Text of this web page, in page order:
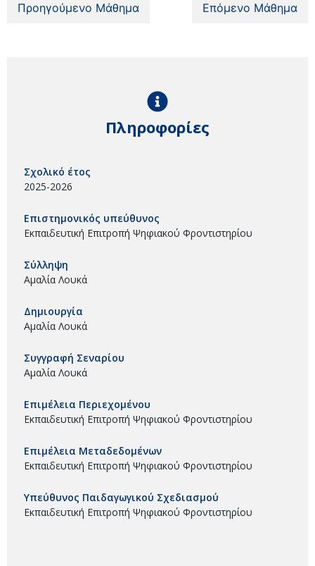
Προηγούμενο Μάθημα Επόμενο Μάθημα
Πληροφορίες
Σχολικό έτος
2025-2026
Επιστημονικός υπεύθυνος
Εκπαιδευτική Επιτροπή Ψηφιακού Φροντιστηρίου
Σύλληψη
Αμαλία Λουκά
Δημιουργία
Αμαλία Λουκά
Συγγραφή Σεναρίου
Αμαλία Λουκά
Επιμέλεια Περιεχομένου
Εκπαιδευτική Επιτροπή Ψηφιακού Φροντιστηρίου
Επιμέλεια Μεταδεδομένων
Εκπαιδευτική Επιτροπή Ψηφιακού Φροντιστηρίου
Υπεύθυνος Παιδαγωγικού Σχεδιασμού
Εκπαιδευτική Επιτροπή Ψηφιακού Φροντιστηρίου